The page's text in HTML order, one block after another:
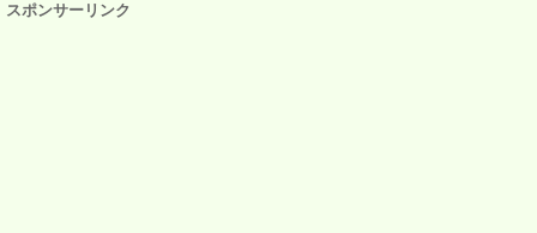
スポンサーリンク